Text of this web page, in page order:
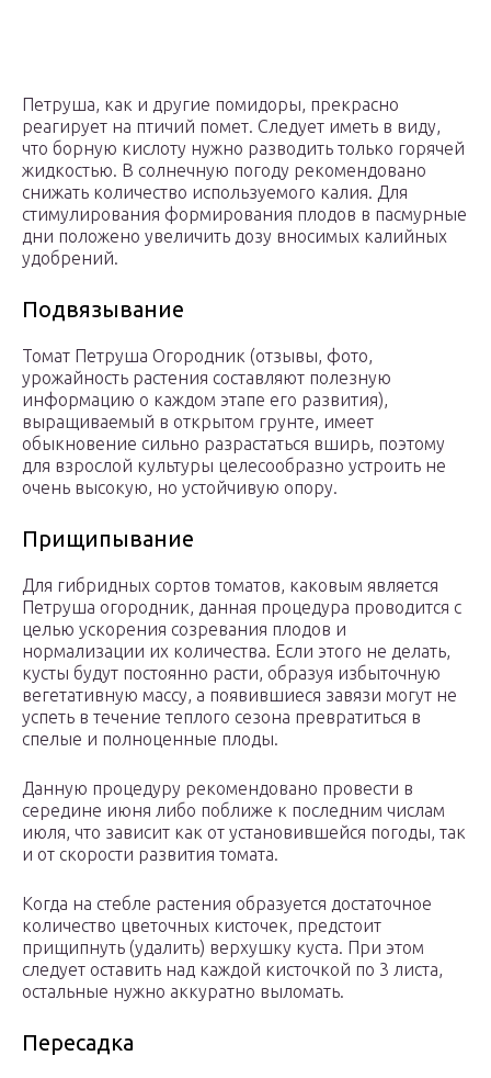
Петруша, как и другие помидоры, прекрасно
реагирует на птичий помет. Следует иметь в виду,
что борную кислоту нужно разводить только горячей
жидкостью. В солнечную погоду рекомендовано
снижать количество используемого калия. Для
стимулирования формирования плодов в пасмурные
дни положено увеличить дозу вносимых калийных
удобрений.
Подвязывание
Томат Петруша Огородник (отзывы, фото,
урожайность растения составляют полезную
информацию о каждом этапе его развития),
выращиваемый в открытом грунте, имеет
обыкновение сильно разрастаться вширь, поэтому
для взрослой культуры целесообразно устроить не
очень высокую, но устойчивую опору.
Прищипывание
Для гибридных сортов томатов, каковым является
Петруша огородник, данная процедура проводится с
целью ускорения созревания плодов и
нормализации их количества. Если этого не делать,
кусты будут постоянно расти, образуя избыточную
вегетативную массу, а появившиеся завязи могут не
успеть в течение теплого сезона превратиться в
спелые и полноценные плоды.
Данную процедуру рекомендовано провести в
середине июня либо поближе к последним числам
июля, что зависит как от установившейся погоды, так
и от скорости развития томата.
Когда на стебле растения образуется достаточное
количество цветочных кисточек, предстоит
прищипнуть (удалить) верхушку куста. При этом
следует оставить над каждой кисточкой по 3 листа,
остальные нужно аккуратно выломать.
Пересадка